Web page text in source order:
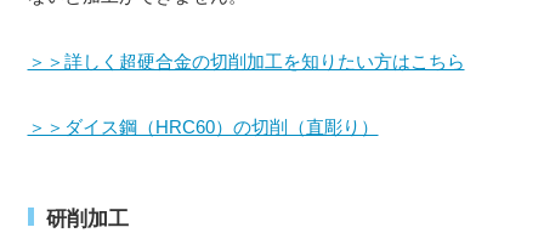
＞＞詳しく超硬合金の切削加工を知りたい方はこちら
＞＞ダイス鋼（HRC60）の切削（直彫り）
研削加工